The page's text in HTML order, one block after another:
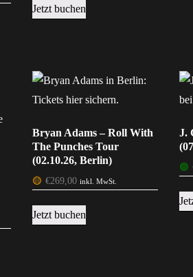
Jetzt buchen
Bryan Adams – Roll With
The Punches Tour
(02.10.26, Berlin)
🟡 €269,00 inkl. MwSt.
Jetzt buchen
J.
🟢